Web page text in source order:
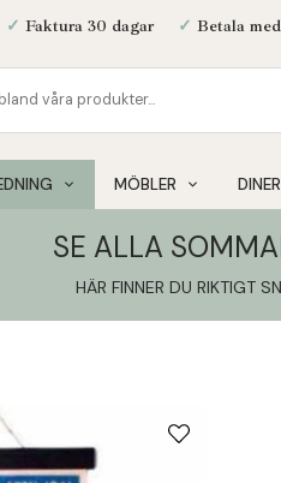
✓ Faktura 30 dagar ✓ Betala
MÖBLER
SE ALLA
HÄR FINNER DU RIKTIGT